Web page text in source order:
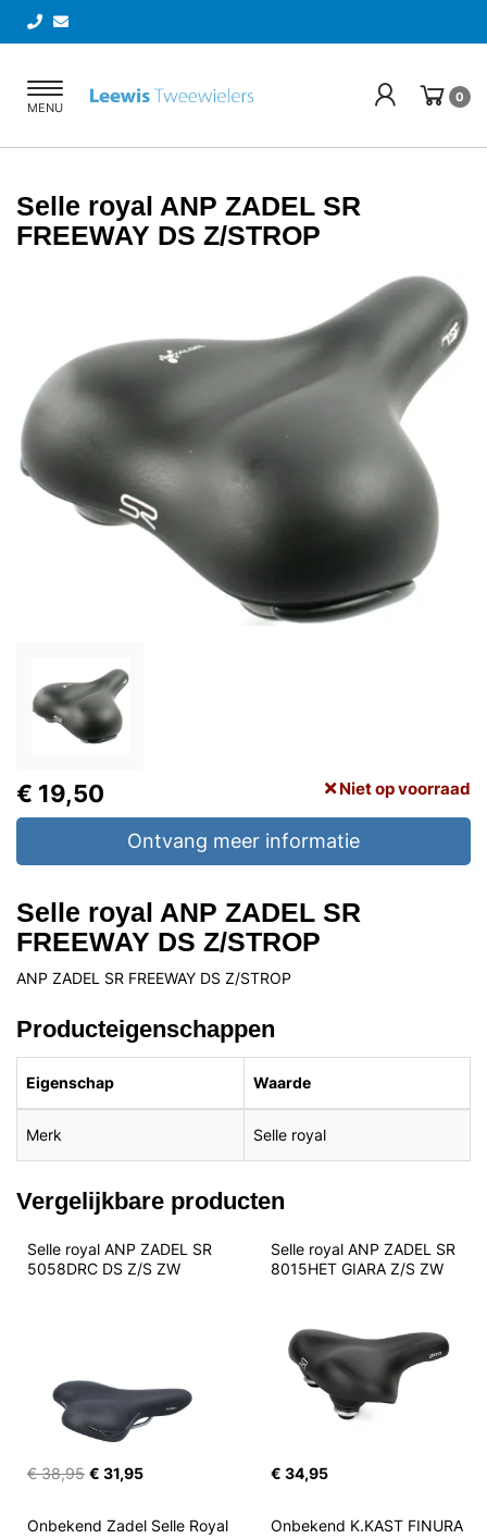
Toggle
navigation
MENU
0
Selle royal ANP ZADEL SR
FREEWAY DS Z/STROP
€ 19,50 Niet op voorraad
Ontvang meer informatie
Selle royal ANP ZADEL SR
FREEWAY DS Z/STROP
ANP ZADEL SR FREEWAY DS Z/STROP
Producteigenschappen
Eigenschap Waarde
Merk Selle royal
Vergelijkbare producten
Selle royal ANP ZADEL SR
5058DRC DS Z/S ZW
€ 38,95 € 31,95
Selle royal ANP ZADEL SR
8015HET GIARA Z/S ZW
€ 34,95
Onbekend Zadel Selle Royal
Onbekend K.KAST FINURA